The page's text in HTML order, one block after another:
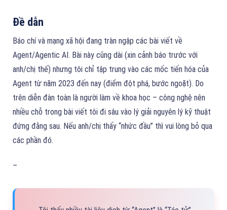
Đề dẫn
Báo chí và mạng xã hội đang tràn ngập các bài viết về
Agent/Agentic AI. Bài này cũng dài (xin cảnh báo trước với
anh/chị thế) nhưng tôi chỉ tập trung vào các mốc tiến hóa của
Agent từ năm 2023 đến nay (điểm đột phá, bước ngoặt). Do
trên diễn đàn toàn là người làm về khoa học – công nghệ nên
nhiều chỗ trong bài viết tôi đi sâu vào lý giải nguyên lý kỹ thuật
đứng đằng sau. Nếu anh/chị thấy “nhức đầu” thì vui lòng bỏ qua
các phần đó.
–